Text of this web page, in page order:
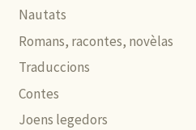
Nautats
Romans, racontes, novèlas
Traduccions
Contes
Joens legedors